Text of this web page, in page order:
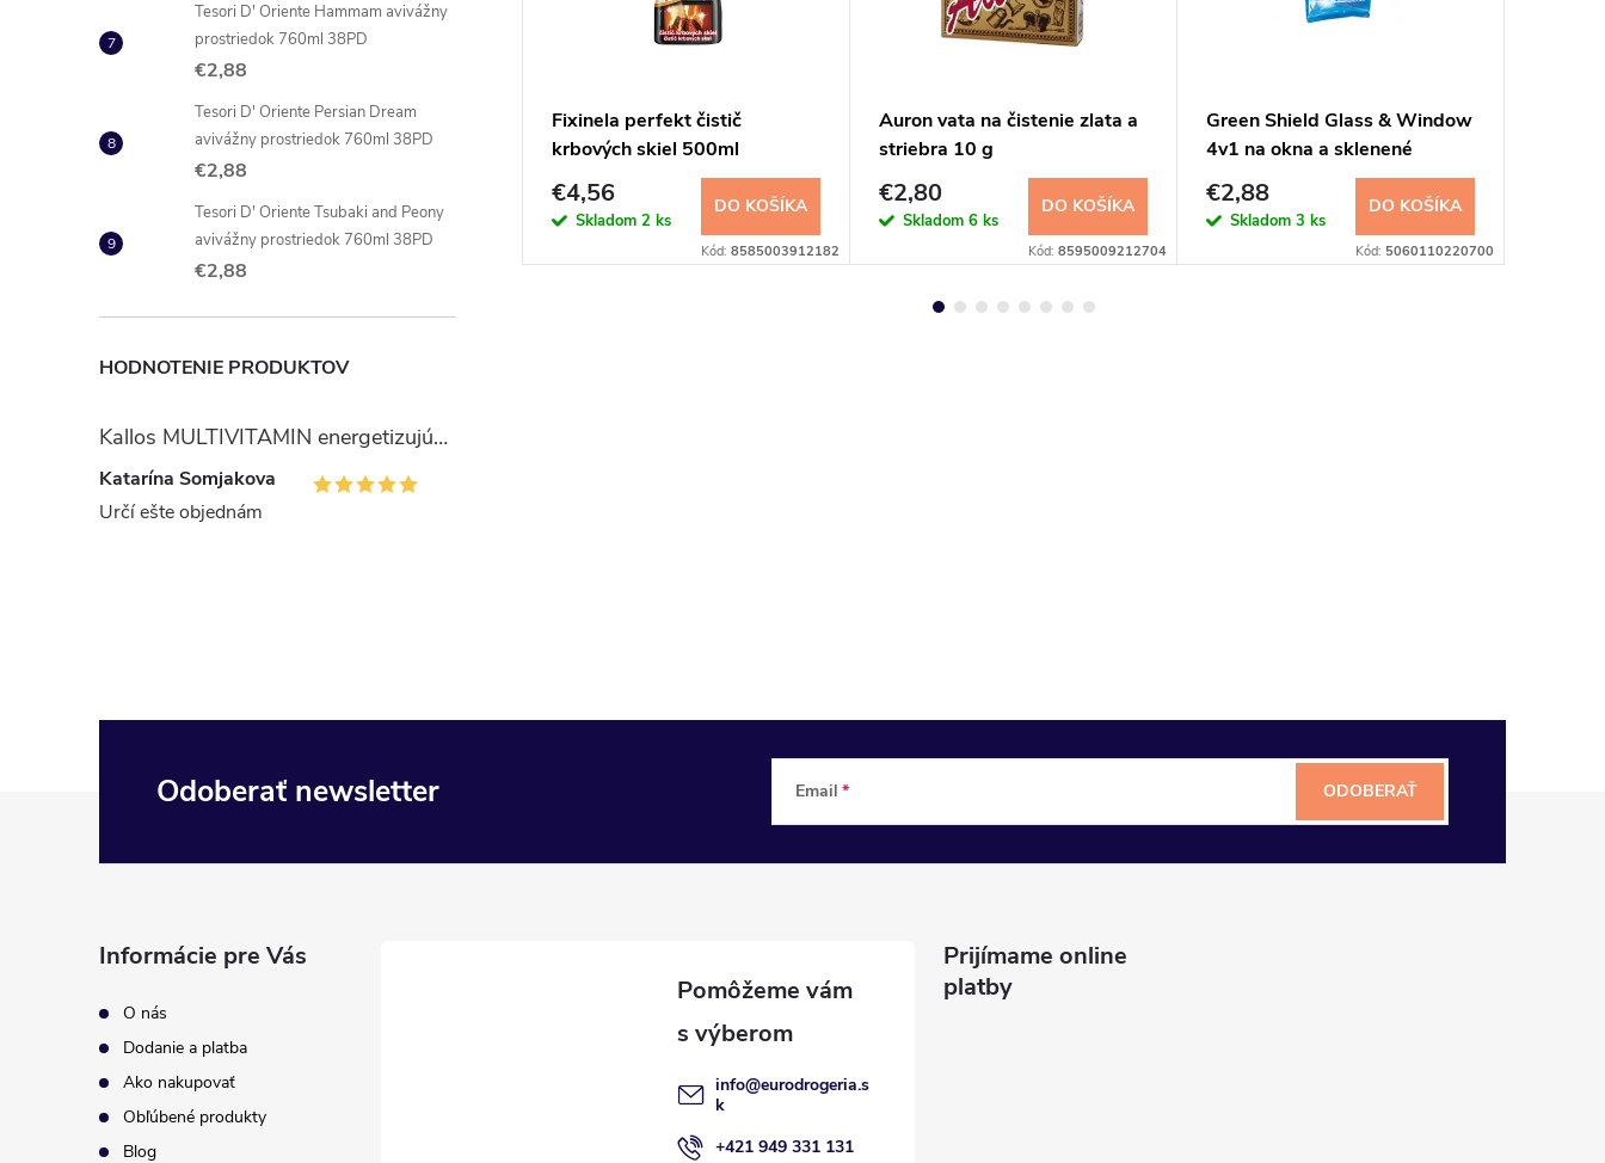
Tesori D' Oriente Hammam avivážny
prostriedok 760ml 38PD
€2,88
Tesori D' Oriente Persian Dream
avivážny prostriedok 760ml 38PD
€2,88
Tesori D' Oriente Tsubaki and Peony
avivážny prostriedok 760ml 38PD
€2,88
HODNOTENIE PRODUKTOV
Kallos MULTIVITAMIN energetizujúci šampón na vlasy 1 l
Katarína Somjakova
Určí ešte objednám
2ks
5900942136667
Linteo Home vlhčené obrúsky
do kúpeľne 40 ks
Skladom 10 ks
DO KOŠÍKA
Fixinela perfekt čistič
krbových skiel 500ml
€4,56
Skladom 2 ks
DO KOŠÍKA
Kód: 8585003912182
Auron vata na čistenie zlata a
striebra 10 g
€2,80
Skladom 6 ks
DO KOŠÍKA
Kód: 8595009212704
Green Shield Glass & Window
4v1 na okna a sklenené
povrchy vlhčené utierky 50ks
€2,88
Skladom 3 ks
DO KOŠÍKA
Kód: 5060110220700
Odoberať newsletter Email ODOBERAŤ
Informácie pre Vás
O nás
Dodanie a platba
Ako nakupovať
Obľúbené produkty
Blog
info@eurodrogeria.s
k
+421 949 331 131
Prijímame online
platby